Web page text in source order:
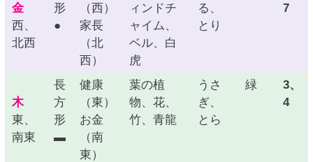
金
西、
北西
形
●
（西）
家長
（北
西）
ィンドチ
ャイム、
ベル、白
虎
る、
とり
7
木
東、
南東
長
方
形
▬
健康
（東）
お金
（南
東）
葉の植
物、花、
竹、青龍
うさ
ぎ、
とら
緑
3、
4